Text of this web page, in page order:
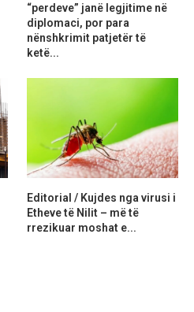
“perdeve” janë legjitime në
diplomaci, por para
nënshkrimit patjetër të
ketë...
Editorial / Kujdes nga virusi i
Etheve të Nilit – më të
rrezikuar moshat e...